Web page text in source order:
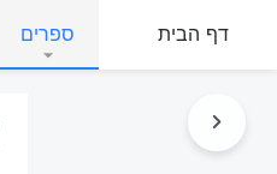
דף הבית ספרים